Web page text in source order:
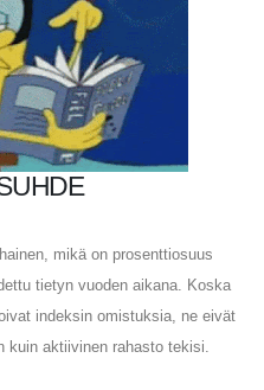
mikä on prosenttiosuus
tietyn vuoden aikana. Koska
indeksin omistuksia, ne eivät
kuin aktiivinen rahasto tekisi.